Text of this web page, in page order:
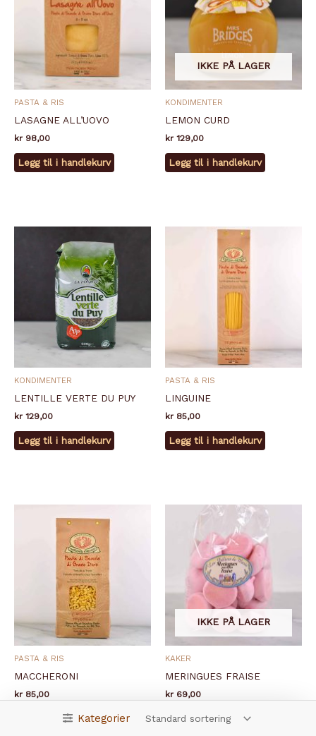
Kategorier
PASTA & RIS
LASAGNE ALL’UOVO
kr 98,00
Legg til i handlekurv
IKKE PÅ LAGER
KONDIMENTER
LEMON CURD
kr 129,00
Legg til i handlekurv
KONDIMENTER
LENTILLE VERTE DU PUY
kr 129,00
Legg til i handlekurv
PASTA & RIS
LINGUINE
kr 85,00
Legg til i handlekurv
PASTA & RIS
MACCHERONI
kr 85,00
Legg til i handlekurv
IKKE PÅ LAGER
KAKER
MERINGUES FRAISE
kr 69,00
Legg til i handlekurv